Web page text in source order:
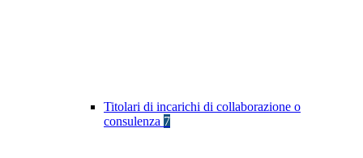
Titolari di incarichi di collaborazione o
consulenza 7